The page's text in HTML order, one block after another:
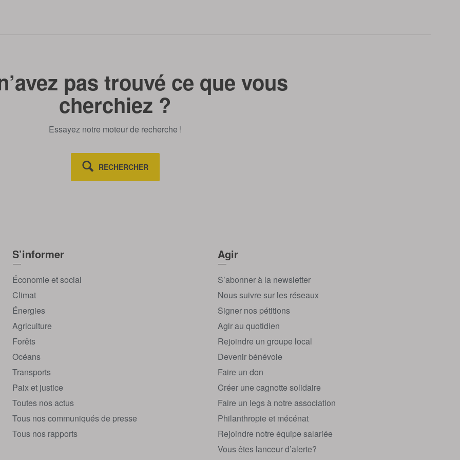
pas trouvé ce que vous
cherchiez ?
Essayez notre moteur de recherche !
RECHERCHER
S’informer
Économie et social
Climat
Énergies
Agriculture
Forêts
Océans
Transports
Paix et justice
Toutes nos actus
Tous nos communiqués de presse
Tous nos rapports
Agir
S’abonner à la newsletter
Nous suivre sur les réseaux
Signer nos pétitions
Agir au quotidien
Rejoindre un groupe local
Devenir bénévole
Faire un don
Créer une cagnotte solidaire
Faire un legs à notre association
Philanthropie et mécénat
Rejoindre notre équipe salariée
Vous êtes lanceur d’alerte?